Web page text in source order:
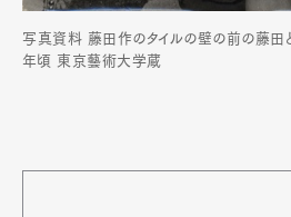
写真資料 藤田作のタイルの壁の前の藤
年頃 東京藝術大学蔵